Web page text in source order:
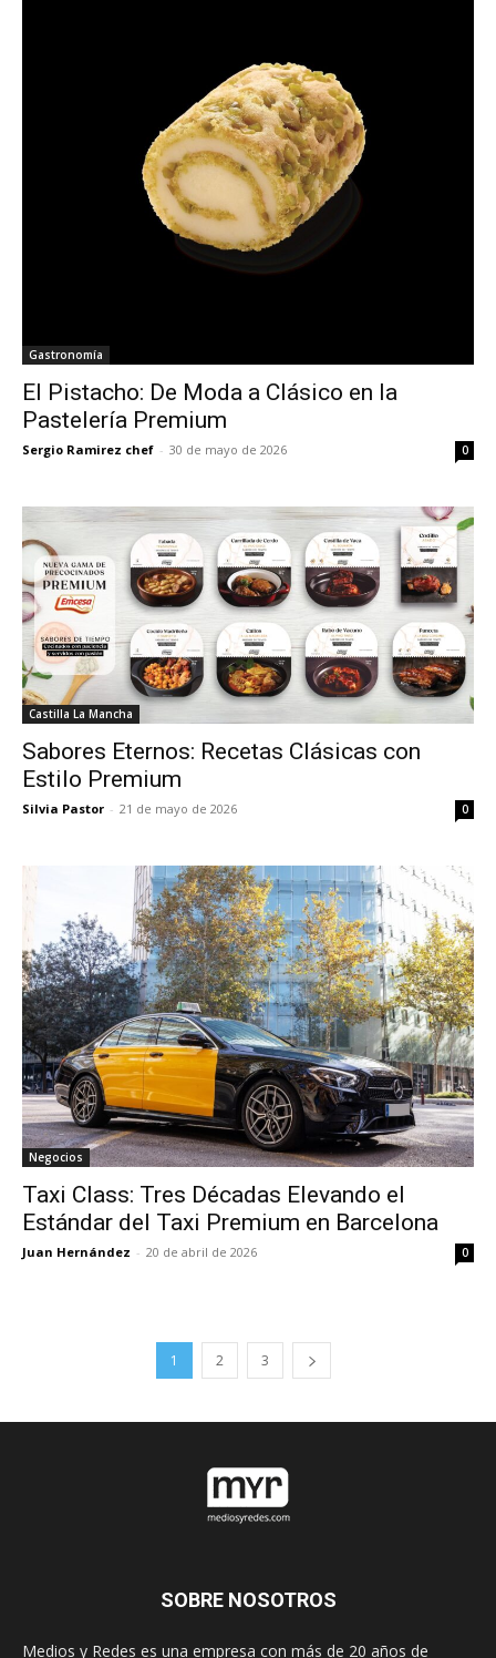
Gastronomía
El Pistacho: De Moda a Clásico en la
Pastelería Premium
Sergio Ramirez chef - 30 de mayo de 2026 0
Castilla La Mancha
Sabores Eternos: Recetas Clásicas con
Estilo Premium
Silvia Pastor - 21 de mayo de 2026 0
Negocios
Taxi Class: Tres Décadas Elevando el
Estándar del Taxi Premium en Barcelona
Juan Hernández - 20 de abril de 2026 0
1 2 3
SOBRE NOSOTROS
Medios y Redes es una empresa con más de 20 años de